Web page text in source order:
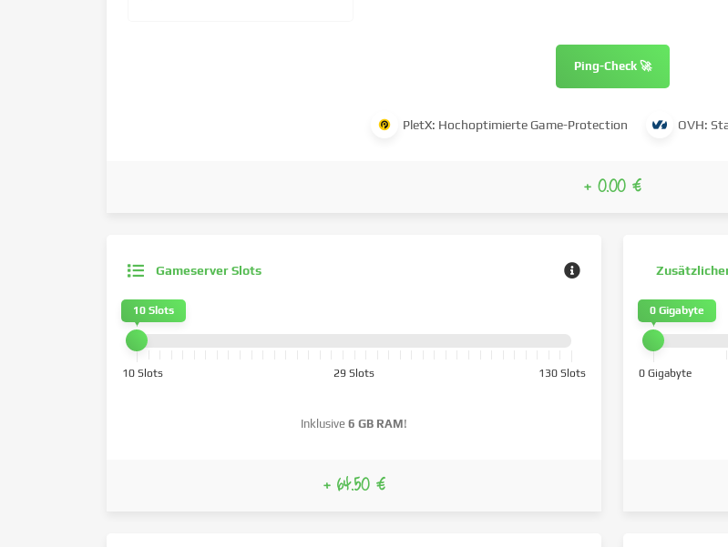
Gameserver Slots
10 Slots 29 Slots 130 Slots
Inklusive 6 GB RAM!
10 Slots
+ 64.50 €
Ping-Check 🚀
PletX: Hochoptimierte Game-Protection OVH:
+ 0.00 €
0 Gigabyte
0 Gigabyte